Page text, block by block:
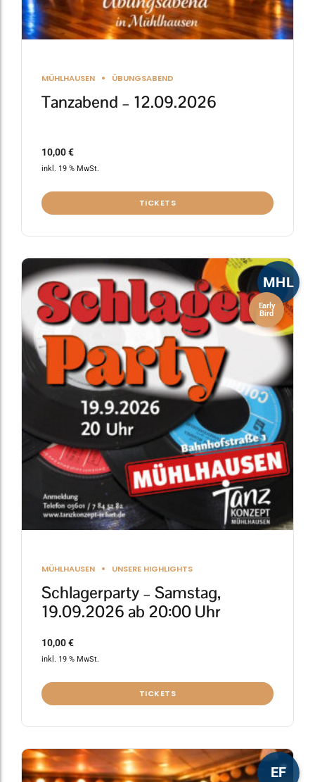
MÜHLHAUSEN ÜBUNGSABEND
Tanzabend – 12.09.2026
10,00€
inkl. 19 % MwSt.
TICKETS
MHL
Early
Bird
MÜHLHAUSEN UNSERE HIGHLIGHTS
Schlagerparty – Samstag,
19.09.2026 ab 20:00 Uhr
10,00€
inkl. 19 % MwSt.
TICKETS
EF